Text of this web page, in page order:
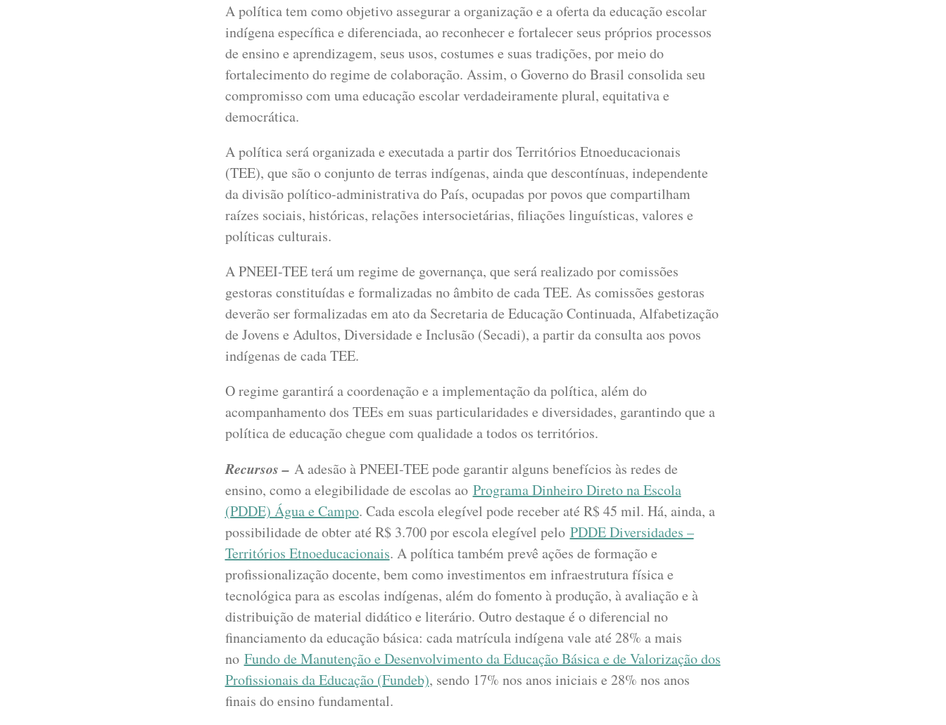
A política tem como objetivo assegurar a organização e a oferta da educação escolar
indígena específica e diferenciada, ao reconhecer e fortalecer seus próprios processos
de ensino e aprendizagem, seus usos, costumes e suas tradições, por meio do
fortalecimento do regime de colaboração. Assim, o Governo do Brasil consolida seu
compromisso com uma educação escolar verdadeiramente plural, equitativa e
democrática.
A política será organizada e executada a partir dos Territórios Etnoeducacionais
(TEE), que são o conjunto de terras indígenas, ainda que descontínuas, independente
da divisão político-administrativa do País, ocupadas por povos que compartilham
raízes sociais, históricas, relações intersocietárias, filiações linguísticas, valores e
políticas culturais.
A PNEEI-TEE terá um regime de governança, que será realizado por comissões
gestoras constituídas e formalizadas no âmbito de cada TEE. As comissões gestoras
deverão ser formalizadas em ato da Secretaria de Educação Continuada, Alfabetização
de Jovens e Adultos, Diversidade e Inclusão (Secadi), a partir da consulta aos povos
indígenas de cada TEE.
O regime garantirá a coordenação e a implementação da política, além do
acompanhamento dos TEEs em suas particularidades e diversidades, garantindo que a
política de educação chegue com qualidade a todos os territórios.
Recursos – A adesão à PNEEI-TEE pode garantir alguns benefícios às redes de
ensino, como a elegibilidade de escolas ao Programa Dinheiro Direto na Escola
(PDDE) Água e Campo. Cada escola elegível pode receber até R$ 45 mil. Há, ainda, a
possibilidade de obter até R$ 3.700 por escola elegível pelo PDDE Diversidades –
Territórios Etnoeducacionais. A política também prevê ações de formação e
profissionalização docente, bem como investimentos em infraestrutura física e
tecnológica para as escolas indígenas, além do fomento à produção, à avaliação e à
distribuição de material didático e literário. Outro destaque é o diferencial no
financiamento da educação básica: cada matrícula indígena vale até 28% a mais
no Fundo de Manutenção e Desenvolvimento da Educação Básica e de Valorização dos
Profissionais da Educação (Fundeb), sendo 17% nos anos iniciais e 28% nos anos
finais do ensino fundamental.